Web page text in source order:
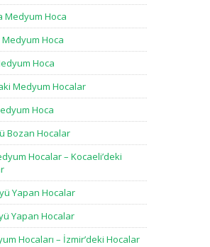
Medyum Hoca
Hoca
Hoca
Medyum Hocalar
Hoca
Bozan Hocalar
Hocalar – Kocaeli’deki
Yapan Hocalar
Yapan Hocalar
Hocaları – İzmir’deki Hocalar